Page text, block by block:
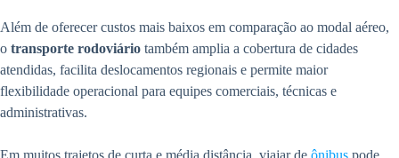
Além de oferecer custos mais baixos em comparação ao modal aéreo,
o transporte rodoviário também amplia a cobertura de cidades
atendidas, facilita deslocamentos regionais e permite maior
flexibilidade operacional para equipes comerciais, técnicas e
administrativas.